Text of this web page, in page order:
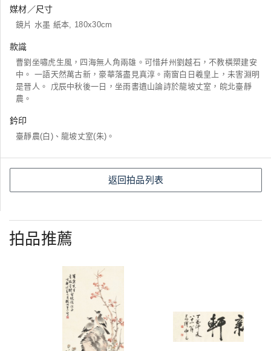
媒材／尺寸
鏡片 水墨 紙本, 180x30cm
款識
曹劉坐嘯虎生風，四海無人角兩雄。可惜幷州劉越石，不教橫槊建安
中。 一語天然萬古新，豪華落盡見真淳。南窗白日羲皇上，未害淵明
是晉人。 戊辰中秋後一日，坐雨書遺山論詩於龍坡丈室，皖北臺靜
農。
鈐印
臺靜農(白)、龍坡丈室(朱)。
返回拍品列表
拍品推薦